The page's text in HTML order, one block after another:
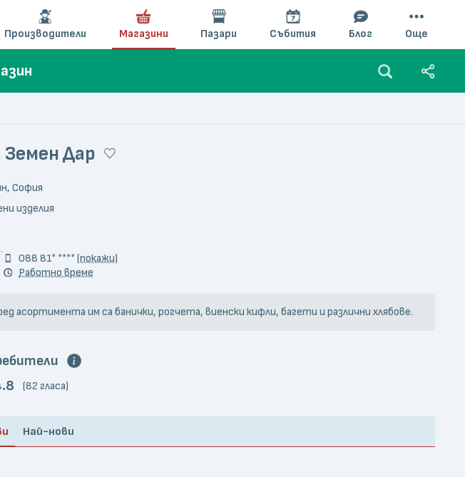
Дар
София
изделия
088 81* ****(покажи)
Работно време
асортимента им са банички, рогчета, виенски кифли, багети и различни хлябове.
(82 гласа)
Най-нови
Производители Магазини Пазари Събития Блог Още